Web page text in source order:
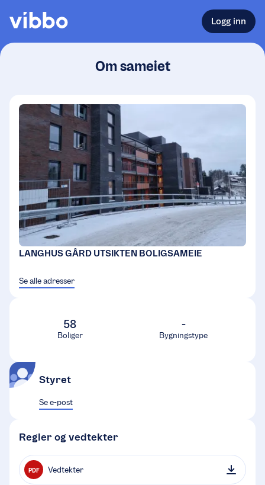
Logg inn
Om sameiet
LANGHUS GÅRD UTSIKTEN BOLIGSAMEIE
Se alle adresser
58
Boliger
-
Bygningstype
Styret
Se e-post
Regler og vedtekter
PDF Vedtekter